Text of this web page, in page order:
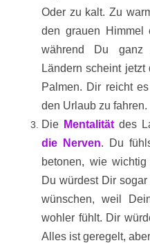
Oder zu kalt. Zu
den grauen Himmel
während Du
Ländern scheint
Palmen. Dir reicht
den Urlaub zu fahren.
Die Mentalitätdes
die Nerven. Du
betonen, wie
Du würdest Dir
wünschen, weil
wohler fühlt. Dir
Alles ist geregelt,